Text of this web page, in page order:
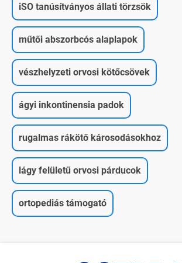
iSO tanúsítványos állati törzsök
műtői abszorbcós alaplapok
vészhelyzeti orvosi kötőcsövek
ágyi inkontinensia padok
rugalmas rákötő károsodásokhoz
lágy felületű orvosi párducok
ortopediás támogató